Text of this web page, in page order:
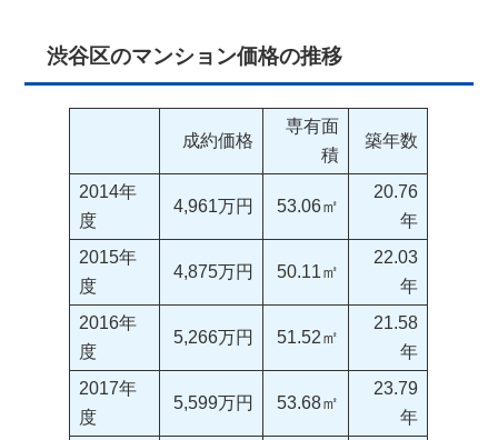
渋谷区のマンション価格の推移
成約価格
専有面
積
築年数
2014年
度
4,961万円 53.06㎡
20.76
年
2015年
度
4,875万円 50.11㎡
22.03
年
2016年
度
5,266万円 51.52㎡
21.58
年
2017年
度
5,599万円 53.68㎡
23.79
年